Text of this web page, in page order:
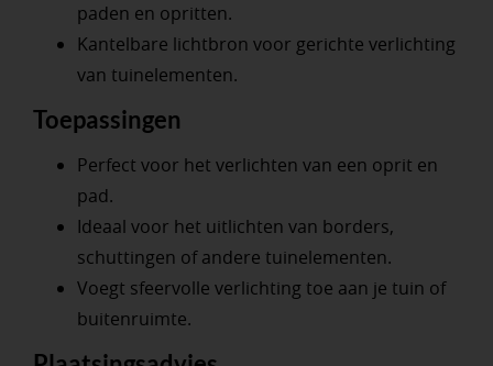
paden en opritten.
Kantelbare lichtbron voor gerichte verlichting
van tuinelementen.
Toepassingen
Perfect voor het verlichten van een oprit en
pad.
Ideaal voor het uitlichten van borders,
schuttingen of andere tuinelementen.
Voegt sfeervolle verlichting toe aan je tuin of
buitenruimte.